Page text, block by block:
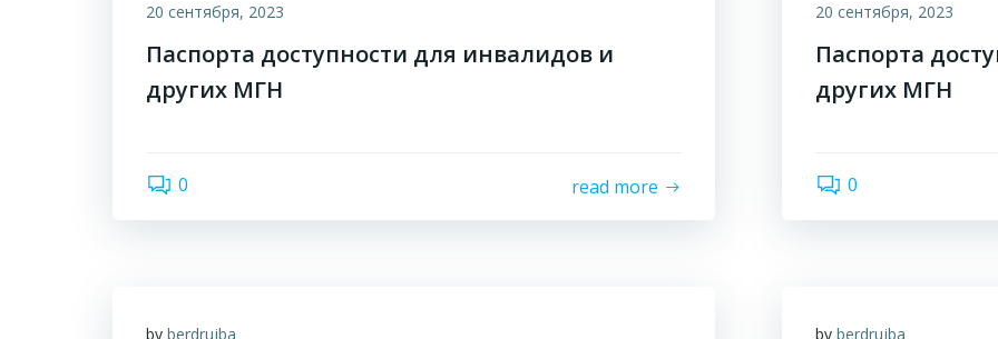
20 сентября, 2023
Паспорта доступности для инвалидов и
других МГН
0 read more
20 сентября, 2023
Паспорта
других МГН
0
by berdrujba by berdrujba